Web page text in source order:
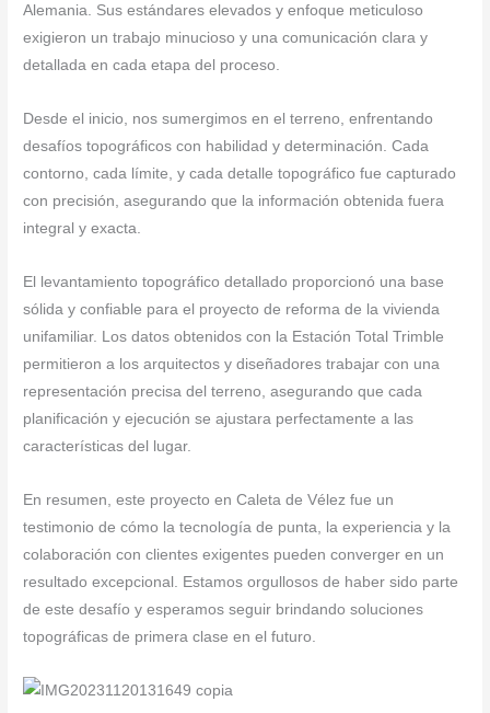
Alemania. Sus estándares elevados y enfoque meticuloso
exigieron un trabajo minucioso y una comunicación clara y
detallada en cada etapa del proceso.
Desde el inicio, nos sumergimos en el terreno, enfrentando
desafíos topográficos con habilidad y determinación. Cada
contorno, cada límite, y cada detalle topográfico fue capturado
con precisión, asegurando que la información obtenida fuera
integral y exacta.
El levantamiento topográfico detallado proporcionó una base
sólida y confiable para el proyecto de reforma de la vivienda
unifamiliar. Los datos obtenidos con la Estación Total Trimble
permitieron a los arquitectos y diseñadores trabajar con una
representación precisa del terreno, asegurando que cada
planificación y ejecución se ajustara perfectamente a las
características del lugar.
En resumen, este proyecto en Caleta de Vélez fue un
testimonio de cómo la tecnología de punta, la experiencia y la
colaboración con clientes exigentes pueden converger en un
resultado excepcional. Estamos orgullosos de haber sido parte
de este desafío y esperamos seguir brindando soluciones
topográficas de primera clase en el futuro.